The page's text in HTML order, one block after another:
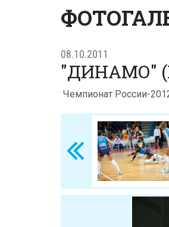
08.10.2011
"ДИНАМО"
Чемпионат России-